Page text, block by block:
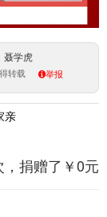
学虎
转载 举报
亲
，捐赠了￥0元